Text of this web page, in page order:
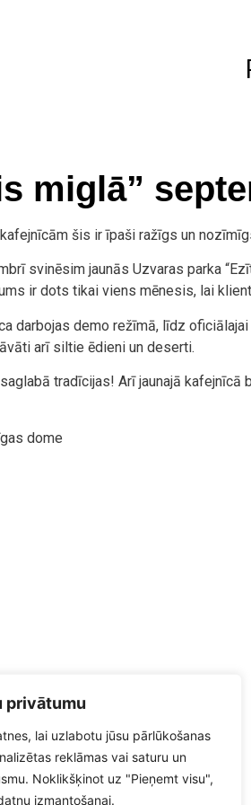
privātumu
lai uzlabotu jūsu pārlūkošanas
reklāmas vai saturu un
Noklikšķinot uz "Pieņemt visu",
izmantošanai.
miglā”
šis ir īpaši ražīgs un
svinēsim jaunās Uzvaras parka
ir dots tikai viens mēnesis, lai
darbojas demo režīmā, līdz
arī siltie ēdieni un deserti.
tradīcijas! Arī jaunajā
dome